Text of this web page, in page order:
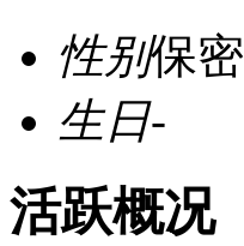
性别保密
生日-
活跃概况